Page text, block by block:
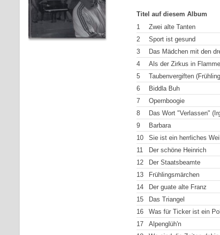
Titel auf diesem Album
1
Zwei alte Tanten
2
Sport ist gesund
3
Das Mädchen mit den
4
Als der Zirkus in
5
Taubenvergiften
6
Biddla Buh
7
Opernboogie
8
Das Wort "Verlassen"
9
Barbara
10
Sie ist ein herrliches
11
Der schöne Heinrich
12
Der Staatsbeamte
13
Frühlingsmärchen
14
Der guate alte Franz
15
Das Triangel
16
Was für Ticker ist ein
17
Alpenglüh'n